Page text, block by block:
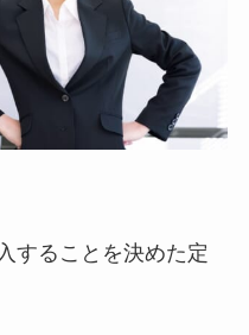
することを決めた定